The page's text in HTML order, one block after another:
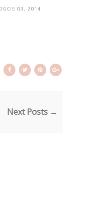
03, 2014
Next Posts →